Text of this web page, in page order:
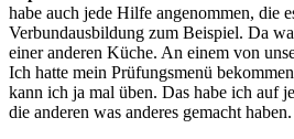
habe auch jede Hilfe angenommen, die
Verbundausbildung zum Beispiel. Da
einer anderen Küche. An einem von
Ich hatte mein Prüfungsmenü
kann ich ja mal üben. Das habe ich auf
die anderen was anderes gemacht haben.